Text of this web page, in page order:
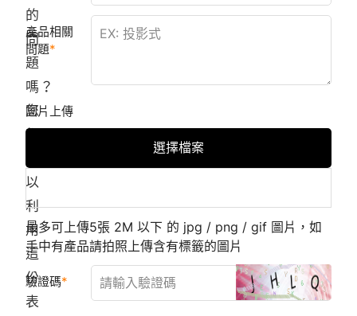
的
問
題
嗎？
您
都
以
利
用
這
份
表
產品相關
問題
圖片上傳
選擇檔案
最多可上傳5張 2M 以下 的 jpg / png / gif 圖片，如
手中有產品請拍照上傳含有標籤的圖片
驗證碼